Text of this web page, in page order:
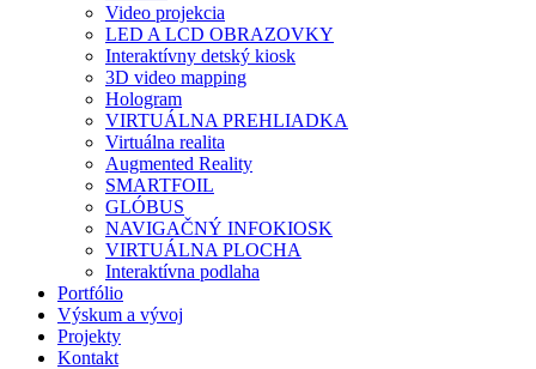
Video projekcia
LED A LCD OBRAZOVKY
Interaktívny detský kiosk
3D video mapping
Hologram
VIRTUÁLNA PREHLIADKA
Virtuálna realita
Augmented Reality
SMARTFOIL
GLÓBUS
NAVIGAČNÝ INFOKIOSK
VIRTUÁLNA PLOCHA
Interaktívna podlaha
Portfólio
Výskum a vývoj
Projekty
Kontakt